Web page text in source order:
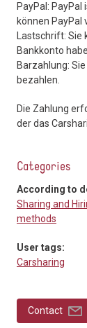
PayPal:
können PayPal
Lastschrift: Sie
Bankkonto
Barzahlung:
bezahlen.
Die Zahlung
der das
Categories
According to
Sharing and
methods
User tags:
Carsharing
Contact